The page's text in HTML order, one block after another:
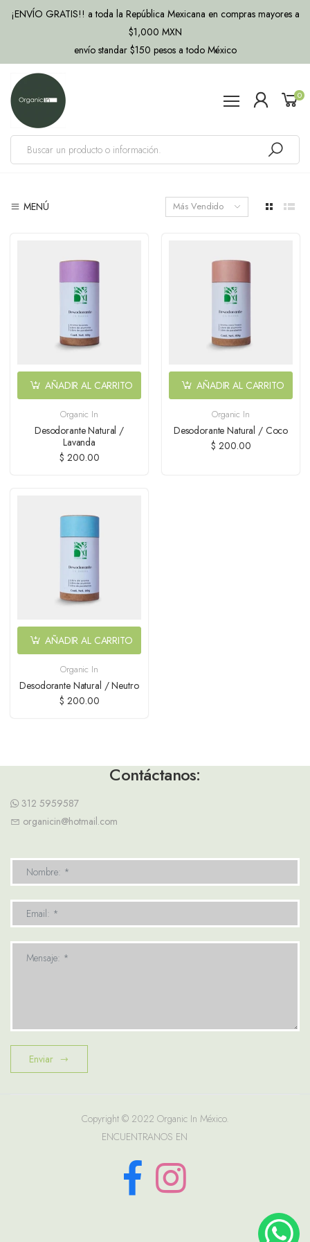
¡ENVÍO GRATIS!! a toda la República Mexicana en compras mayores a
$1,000 MXN
envío standar $150 pesos a todo México
0
MENÚ Más Vendido
Organic In
Desodorante Natural /
Lavanda
$ 200.00
AÑADIR AL CARRITO
Organic In
Desodorante Natural / Coco
$ 200.00
AÑADIR AL CARRITO
Organic In
Desodorante Natural / Neutro
$ 200.00
AÑADIR AL CARRITO
Contáctanos:
312 5959587
organicin@hotmail.com
Nombre: *
Email: *
Enviar
Copyright © 2022 Organic In México.
ENCUENTRANOS EN